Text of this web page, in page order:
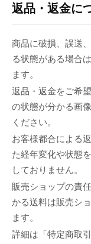
返品・返金に
商品に破損、誤送
る状態がある場合
ます。
返品・返金をご希
の状態が分かる画
ください。
お客様都合による
た経年変化や状態
しておりません。
販売ショップの責
かる送料は販売シ
ます。
詳細は「特定商取